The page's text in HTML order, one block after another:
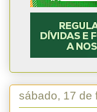
sábado, 17 de